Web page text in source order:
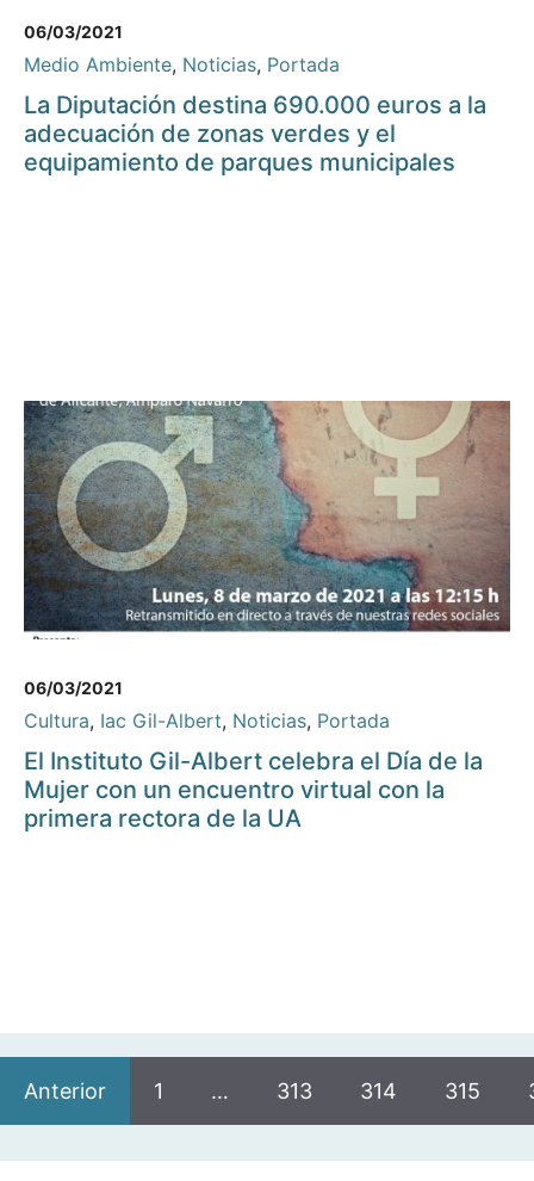
06/03/2021
Medio Ambiente, Noticias, Portada
La Diputación destina 690.000 euros a la
adecuación de zonas verdes y el
equipamiento de parques municipales
06/03/2021
Cultura, Iac Gil-Albert, Noticias, Portada
El Instituto Gil-Albert celebra el Día de la
Mujer con un encuentro virtual con la
primera rectora de la UA
Anterior 1 … 313 314 315